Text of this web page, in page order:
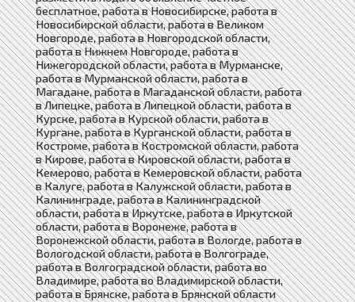
бесплатное, работа в Новосибирске, работа в
Новосибирской области, работа в Великом
Новгороде, работа в Новгородской области,
работа в Нижнем Новгороде, работа в
Нижегородской области, работа в Мурманске,
работа в Мурманской области, работа в
Магадане, работа в Магаданской области, работа
в Липецке, работа в Липецкой области, работа в
Курске, работа в Курской области, работа в
Кургане, работа в Курганской области, работа в
Костроме, работа в Костромской области, работа
в Кирове, работа в Кировской области, работа в
Кемерово, работа в Кемеровской области, работа
в Калуге, работа в Калужской области, работа в
Калининграде, работа в Калининградской
области, работа в Иркутске, работа в Иркутской
области, работа в Воронеже, работа в
Воронежской области, работа в Вологде, работа в
Вологодской области, работа в Волгограде,
работа в Волгоградской области, работа во
Владимире, работа во Владимирской области,
работа в Брянске, работа в Брянской области